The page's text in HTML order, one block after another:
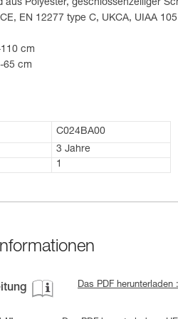
aus Polyester, geschlossenzelliger
EN 12277 type C, UKCA, UIAA 105
cm
65 cm
C024BA00
3 Jahre
1
Das PDF